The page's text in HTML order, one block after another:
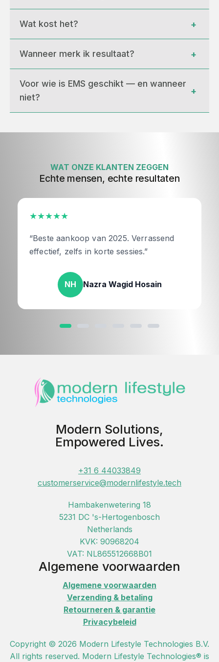
Wat kost het? +
Wanneer merk ik resultaat? +
Voor wie is EMS geschikt — en wanneer
niet?
+
WAT ONZE KLANTEN ZEGGEN
Echte mensen, echte resultaten
★★★★★
“Beste aankoop van 2025. Verrassend
effectief, zelfs in korte sessies.”
NH Nazra Wagid Hosain
Modern Solutions,
Empowered Lives.
+31 6 44033849
customerservice@modernlifestyle.tech
Hambakenwetering 18
5231 DC 's-Hertogenbosch
Netherlands
KVK: 90968204
VAT: NL865512668B01
Algemene voorwaarden
Algemene voorwaarden
Verzending & betaling
Retourneren & garantie
Privacybeleid
Copyright © 2026 Modern Lifestyle Technologies B.V.
All rights reserved. Modern Lifestyle Technologies® is